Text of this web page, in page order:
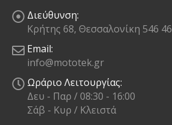
Διεύθυνση:
Κρήτης 68, Θεσσαλονίκη 546 46
Email:
info@mototek.gr
Ωράριο Λειτουργίας:
Δευ - Παρ / 08:30 - 16:00
Σάβ - Κυρ / Κλειστά